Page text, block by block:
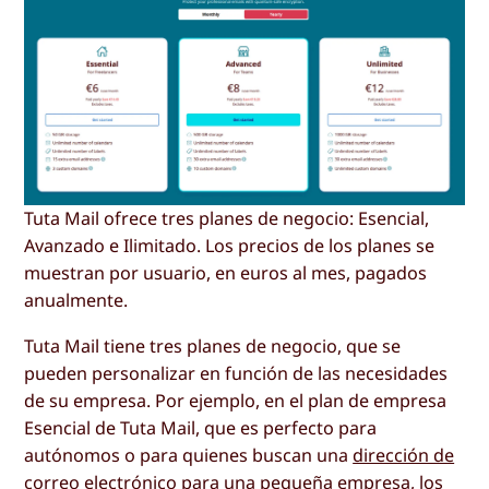
Tuta Mail ofrece tres planes de negocio: Esencial,
Avanzado e Ilimitado. Los precios de los planes se
muestran por usuario, en euros al mes, pagados
anualmente.
Tuta Mail tiene tres planes de negocio, que se
pueden personalizar en función de las necesidades
de su empresa. Por ejemplo, en el plan de empresa
Esencial de Tuta Mail, que es perfecto para
autónomos o para quienes buscan unadirección de
correo electrónico para una pequeña empresa, los